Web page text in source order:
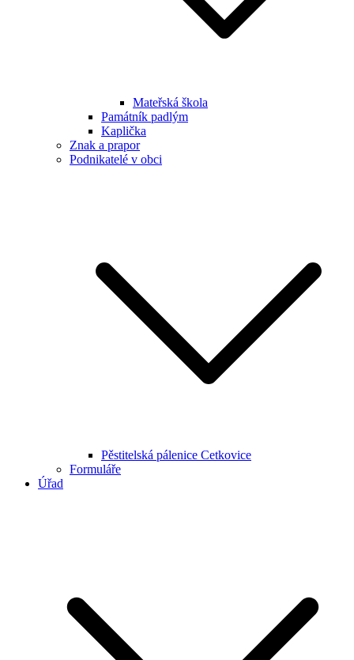
Mateřská škola
Památník padlým
Kaplička
Znak a prapor
Podnikatelé v obci
Pěstitelská pálenice Cetkovice
Formuláře
Úřad